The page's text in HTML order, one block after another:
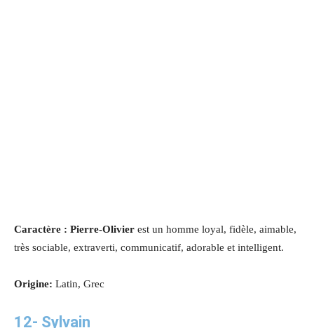
Caractère : Pierre-Olivier est un homme loyal, fidèle, aimable,
très sociable, extraverti, communicatif, adorable et intelligent.
Origine: Latin, Grec
12- Sylvain